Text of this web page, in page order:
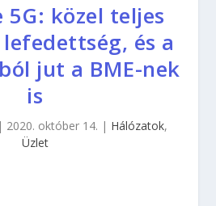
5G: közel teljes
és a
jut a BME-nek
is
| 2020. október 14. | Hálózatok,
Üzlet